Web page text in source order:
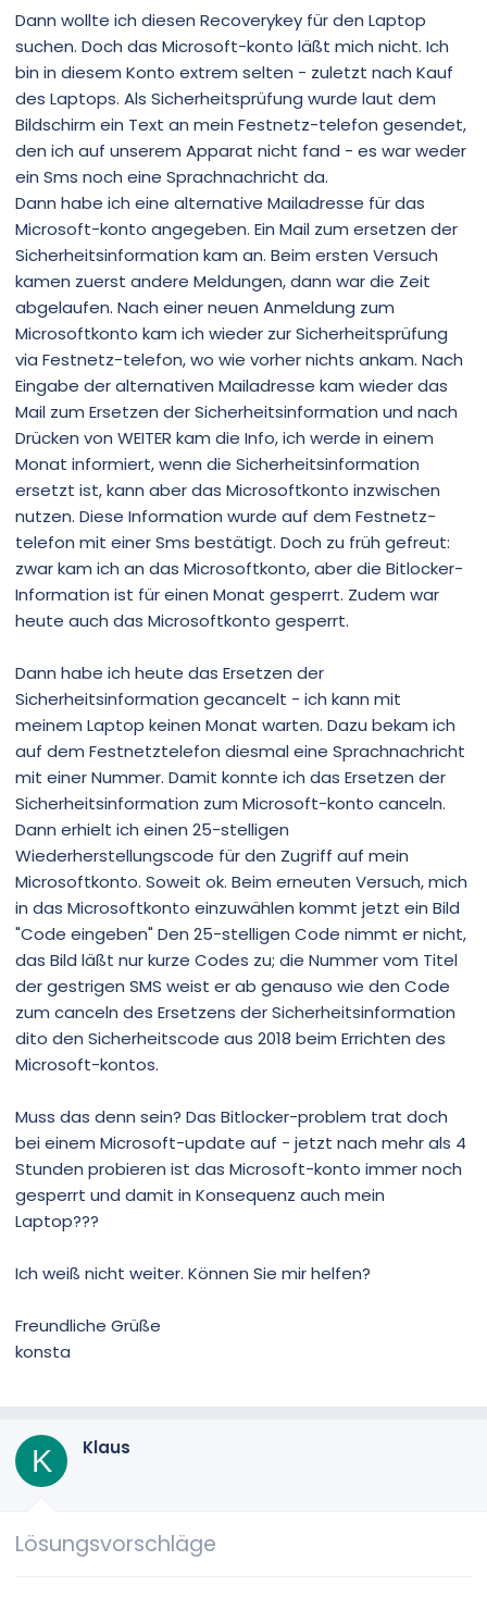
Dann wollte ich diesen Recoverykey für den Laptop
suchen. Doch das Microsoft-konto läßt mich nicht. Ich
bin in diesem Konto extrem selten - zuletzt nach Kauf
des Laptops. Als Sicherheitsprüfung wurde laut dem
Bildschirm ein Text an mein Festnetz-telefon gesendet,
den ich auf unserem Apparat nicht fand - es war weder
ein Sms noch eine Sprachnachricht da.
Dann habe ich eine alternative Mailadresse für das
Microsoft-konto angegeben. Ein Mail zum ersetzen der
Sicherheitsinformation kam an. Beim ersten Versuch
kamen zuerst andere Meldungen, dann war die Zeit
abgelaufen. Nach einer neuen Anmeldung zum
Microsoftkonto kam ich wieder zur Sicherheitsprüfung
via Festnetz-telefon, wo wie vorher nichts ankam. Nach
Eingabe der alternativen Mailadresse kam wieder das
Mail zum Ersetzen der Sicherheitsinformation und nach
Drücken von WEITER kam die Info, ich werde in einem
Monat informiert, wenn die Sicherheitsinformation
ersetzt ist, kann aber das Microsoftkonto inzwischen
nutzen. Diese Information wurde auf dem Festnetz-
telefon mit einer Sms bestätigt. Doch zu früh gefreut:
zwar kam ich an das Microsoftkonto, aber die Bitlocker-
Information ist für einen Monat gesperrt. Zudem war
heute auch das Microsoftkonto gesperrt.
Dann habe ich heute das Ersetzen der
Sicherheitsinformation gecancelt - ich kann mit
meinem Laptop keinen Monat warten. Dazu bekam ich
auf dem Festnetztelefon diesmal eine Sprachnachricht
mit einer Nummer. Damit konnte ich das Ersetzen der
Sicherheitsinformation zum Microsoft-konto canceln.
Dann erhielt ich einen 25-stelligen
Wiederherstellungscode für den Zugriff auf mein
Microsoftkonto. Soweit ok. Beim erneuten Versuch, mich
in das Microsoftkonto einzuwählen kommt jetzt ein Bild
"Code eingeben" Den 25-stelligen Code nimmt er nicht,
das Bild läßt nur kurze Codes zu; die Nummer vom Titel
der gestrigen SMS weist er ab genauso wie den Code
zum canceln des Ersetzens der Sicherheitsinformation
dito den Sicherheitscode aus 2018 beim Errichten des
Microsoft-kontos.
Muss das denn sein? Das Bitlocker-problem trat doch
bei einem Microsoft-update auf - jetzt nach mehr als 4
Stunden probieren ist das Microsoft-konto immer noch
gesperrt und damit in Konsequenz auch mein
Laptop???
Ich weiß nicht weiter. Können Sie mir helfen?
Freundliche Grüße
konsta
K Klaus
Lösungsvorschläge